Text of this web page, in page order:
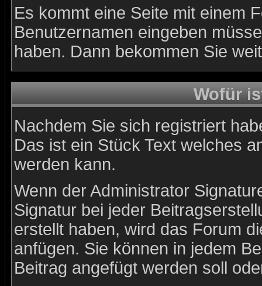
Es kommt eine Seite mit einem
Benutzernamen eingeben
haben. Dann bekommen Sie
Wofür
Nachdem Sie sich registriert
Das ist ein Stück Text welches
werden kann.
Wenn der Administrator
Signatur bei jeder
erstellt haben, wird das Forum
anfügen. Sie können in jedem
Beitrag angefügt werden soll